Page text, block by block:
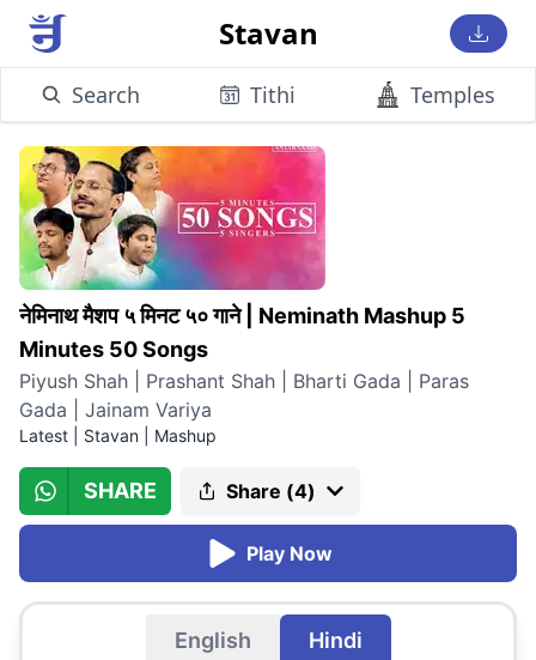
Stavan
Search Tithi Temples
नेमिनाथ मैशप ५ मिनट ५० गाने| Neminath Mashup 5
Minutes 50 Songs
Piyush Shah | Prashant Shah | Bharti Gada | Paras
Gada | Jainam Variya
Latest Stavan | Mashup
SHARE Share (4)
Play Now
English Hindi